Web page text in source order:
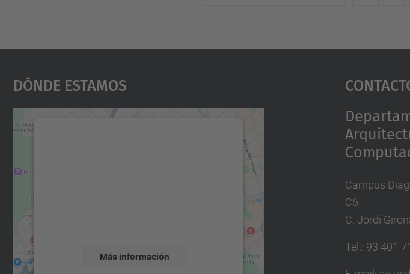
Dónde Estamos
Más información
Campus
C6
C. Jordi
Tel.: 93 401